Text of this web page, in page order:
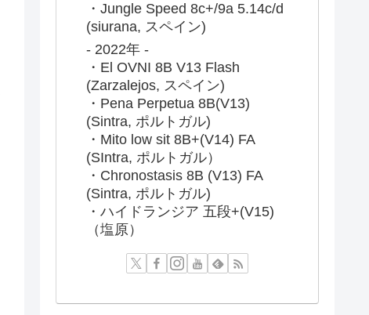
・Jungle Speed 8c+/9a 5.14c/d
(siurana, スペイン)
- 2022年 -
・El OVNI 8B V13 Flash
(Zarzalejos, スペイン)
・Pena Perpetua 8B(V13)
(Sintra, ポルトガル)
・Mito low sit 8B+(V14) FA
(SIntra, ポルトガル）
・Chronostasis 8B (V13) FA
(Sintra, ポルトガル)
・ハイドランジア 五段+(V15)
（塩原）